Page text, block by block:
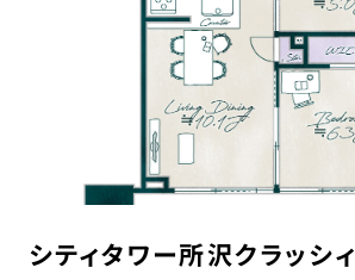
シティタワー所沢クラッシィ